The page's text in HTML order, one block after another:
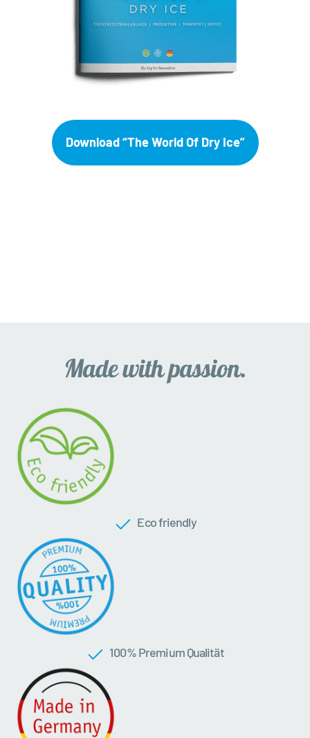
Download “The World Of Dry Ice”
Eco friendly
100 % Premium Qualität